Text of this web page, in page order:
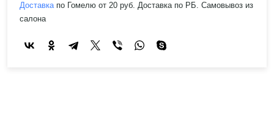
Доставкапо Гомелю от 20 руб. Доставка по РБ. Самовывоз из
салона